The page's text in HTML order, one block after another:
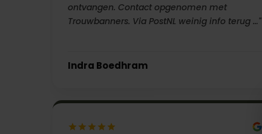
ontvangen. Contact opgenomen met
Trouwbanners. Via PostNL weinig info terug …"
Indra Boedhram